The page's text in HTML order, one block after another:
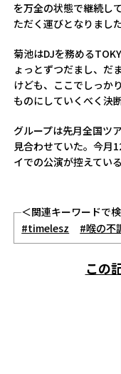
を万全の状態で継続し
ただく運びとなりまし
菊池はDJを務める
ょっとずつだまし、だ
けども、ここでしっか
ものにしていくべく決
グループは先月全国ツ
見合わせていた。今月
イでの公演が控えている
＜関連キーワードで
#timelesz
#喉の不
この